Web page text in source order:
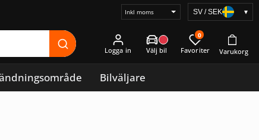
Välj
SV / SEK ▾
Logga in
0
Bilväljare